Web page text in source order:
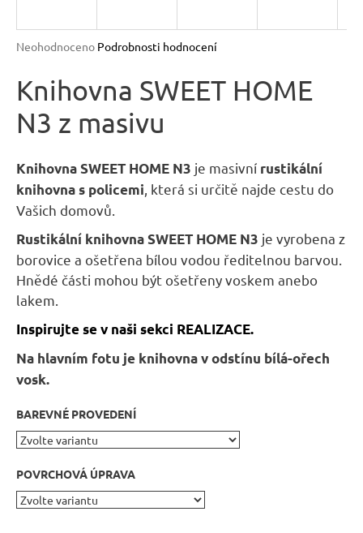
Průměrné
produktu
je
0,0
z
hvězdiček.
Neohodnoceno Podrobnosti hodnocení
Knihovna SWEET HOME
N3 z masivu
Knihovna SWEET HOME N3 je masivní rustikální
knihovna s policemi , která si určitě najde cestu do
Vašich domovů.
Rustikální knihovna SWEET HOME N3 je vyrobena z
borovice a ošetřena bílou vodou ředitelnou barvou.
Hnědé části mohou být ošetřeny voskem anebo
lakem.
Inspirujte se v naši sekci REALIZACE.
Na hlavním fotu je knihovna v odstínu bílá-ořech
vosk.
BAREVNÉ PROVEDENÍ
POVRCHOVÁ ÚPRAVA
A
a
t
?
D
o
p
o
r
u
č
u
j
e
m
e